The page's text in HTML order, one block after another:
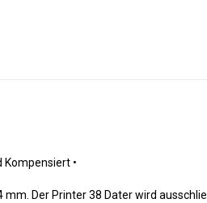
Kompensiert •
Der Printer 38 Dater wird